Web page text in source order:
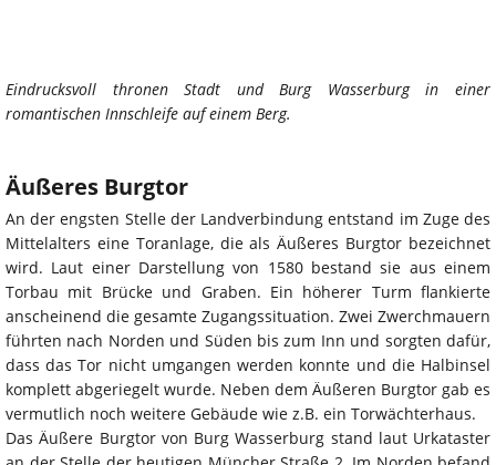
Eindrucksvoll thronen Stadt und Burg Wasserburg in einer
romantischen Innschleife auf einem Berg.
Äußeres Burgtor
An der engsten Stelle der Landverbindung entstand im Zuge des
Mittelalters eine Toranlage, die als Äußeres Burgtor bezeichnet
wird. Laut einer Darstellung von 1580 bestand sie aus einem
Torbau mit Brücke und Graben. Ein höherer Turm flankierte
anscheinend die gesamte Zugangssituation. Zwei Zwerchmauern
führten nach Norden und Süden bis zum Inn und sorgten dafür,
dass das Tor nicht umgangen werden konnte und die Halbinsel
komplett abgeriegelt wurde. Neben dem Äußeren Burgtor gab es
vermutlich noch weitere Gebäude wie z.B. ein Torwächterhaus.
Das Äußere Burgtor von Burg Wasserburg stand laut Urkataster